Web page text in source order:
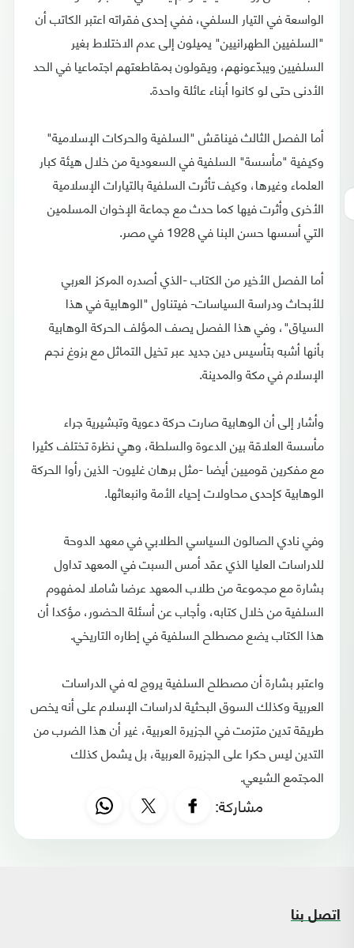
الواسعة في التيار السلفي، ففي إحدى فقراته اعتبر الكاتب أن
"السلفيين الطهرانيين" يميلون إلى عدم الاختلاط بغير
السلفيين ويبدّعونهم، ويقولون بمقاطعتهم اجتماعيا في الحد
الأدنى حتى لو كانوا أبناء عائلة واحدة.
أما الفصل الثالث فيناقش "السلفية والحركات الإسلامية"
وكيفية "مأسسة" السلفية في السعودية من خلال هيئة كبار
العلماء وغيرها، وكيف تأثرت السلفية بالتيارات الإسلامية
الأخرى وأثرت فيها كما حدث مع جماعة الإخوان المسلمين
التي أسسها حسن البنا في 1928 في مصر.
أما الفصل الأخير من الكتاب -الذي أصدره المركز العربي
للأبحاث ودراسة السياسات- فيتناول "الوهابية في هذا
السياق"، وفي هذا الفصل يصف المؤلف الحركة الوهابية
بأنها أشبه بتأسيس دين جديد عبر تخيل التماثل مع بزوغ نجم
الإسلام في مكة والمدينة.
وأشار إلى أن الوهابية صارت حركة دعوية وتبشيرية جراء
مأسسة العلاقة بين الدعوة والسلطة، وهي نظرة تختلف كثيرا
مع مفكرين قوميين أيضا -مثل برهان غليون- الذين رأوا الحركة
الوهابية كإحدى محاولات إحياء الأمة وانبعاثها.
وفي نادي الصالون السياسي الطلابي في معهد الدوحة
للدراسات العليا الذي عقد أمس السبت في المعهد تداول
بشارة مع مجموعة من طلاب المعهد عرضا شاملا لمفهوم
السلفية من خلال كتابه، وأجاب عن أسئلة الحضور، مؤكدا أن
هذا الكتاب يضع مصطلح السلفية في إطاره التاريخي.
واعتبر بشارة أن مصطلح السلفية يروج له في الدراسات
العربية وكذلك السوق البحثية لدراسات الإسلام على أنه يخص
طريقة تدين متزمت في الجزيرة العربية، غير أن هذا الضرب من
التدين ليس حكرا على الجزيرة العربية، بل يشمل كذلك
المجتمع الشيعي.
مشاركة:
اتصل بنا